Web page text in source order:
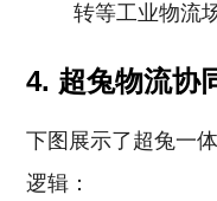
转等工业物流
4. 超兔物流协
下图展示了超兔一
逻辑：